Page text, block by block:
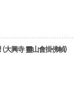
(大興寺 靈山會掛佛幀)